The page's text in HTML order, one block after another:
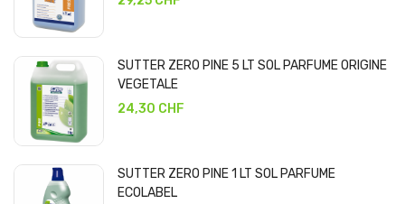
SUTTER ZERO PINE 5 LT SOL PARFUME ORIGINE
VEGETALE
24,30 CHF
SUTTER ZERO PINE 1 LT SOL PARFUME
ECOLABEL